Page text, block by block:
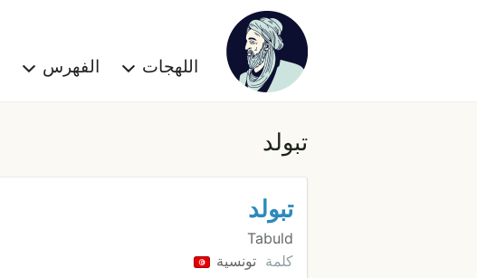
اللهجات الفهرس
تبولد
تبولد
Tabuld
كلمة تونسية